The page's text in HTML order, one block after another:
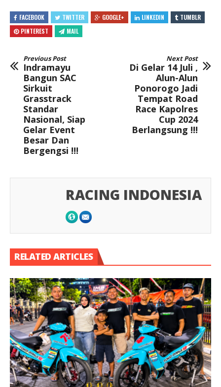
FACEBOOK TWITTER GOOGLE+ LINKEDIN
TUMBLR
PINTEREST
MAIL
Previous Post
Indramayu
Bangun SAC
Sirkuit
Grasstrack
Standar
Nasional, Siap
Gelar Event
Besar Dan
Bergengsi !!!
Next Post
Di Gelar 14 Juli ,
Alun-Alun
Ponorogo Jadi
Tempat Road
Race Kapolres
Cup 2024
Berlangsung !!!
RACING INDONESIA
RELATED ARTICLES